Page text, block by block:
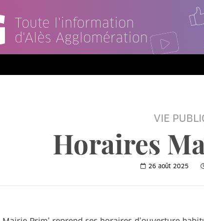
Toute l'information
d'Alès Agglomération
VIE
Horaires
26 août 2025